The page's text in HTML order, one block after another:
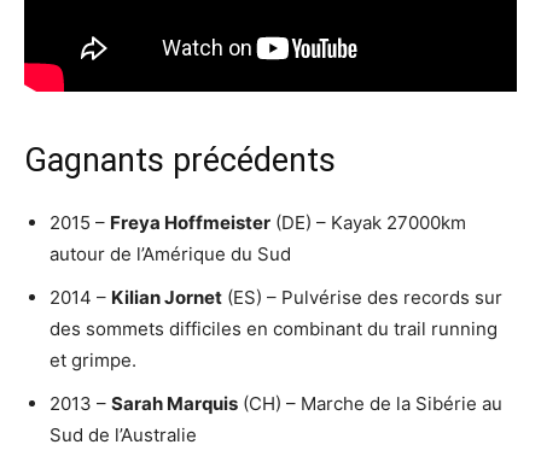
Gagnants précédents
2015 – Freya Hoffmeister (DE) – Kayak 27000km
autour de l’Amérique du Sud
2014 – Kilian Jornet (ES) – Pulvérise des records sur
des sommets difficiles en combinant du trail running
et grimpe.
2013 – Sarah Marquis (CH) – Marche de la Sibérie au
Sud de l’Australie